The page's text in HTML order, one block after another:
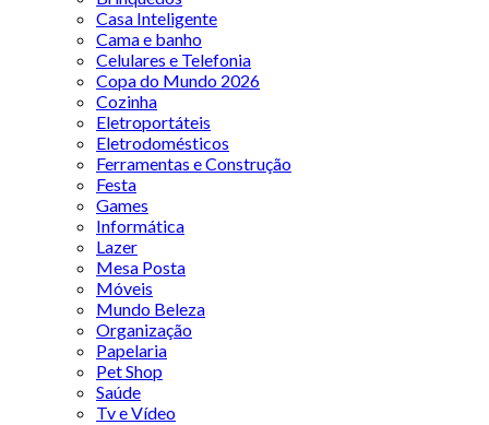
Casa Inteligente
Cama e banho
Celulares e Telefonia
Copa do Mundo 2026
Cozinha
Eletroportáteis
Eletrodomésticos
Ferramentas e Construção
Festa
Games
Informática
Lazer
Mesa Posta
Móveis
Mundo Beleza
Organização
Papelaria
Pet Shop
Saúde
Tv e Vídeo